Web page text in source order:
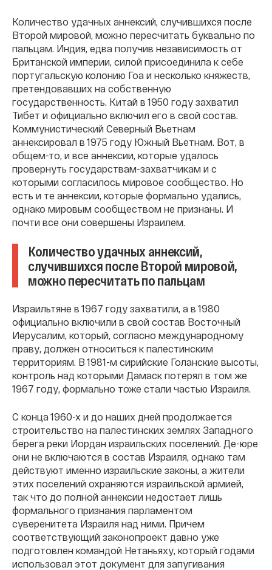
Количество удачных аннексий, случившихся после
Второй мировой, можно пересчитать буквально по
пальцам. Индия, едва получив независимость от
Британской империи, силой присоединила к себе
португальскую колонию Гоа и несколько княжеств,
претендовавших на собственную
государственность. Китай в 1950 году захватил
Тибет и официально включил его в свой состав.
Коммунистический Северный Вьетнам
аннексировал в 1975 году Южный Вьетнам. Вот, в
общем-то, и все аннексии, которые удалось
провернуть государствам-захватчикам и с
которыми согласилось мировое сообщество. Но
есть и те аннексии, которые формально удались,
однако мировым сообществом не признаны. И
почти все они совершены Израилем.
Количество удачных аннексий,
случившихся после Второй мировой,
можно пересчитать по пальцам
Израильтяне в 1967 году захватили, а в 1980
официально включили в свой состав Восточный
Иерусалим, который, согласно международному
праву, должен относиться к палестинским
территориям. В 1981-м сирийские Голанские высоты,
контроль над которыми Дамаск потерял в том же
1967 году, формально тоже стали частью Израиля.
С конца 1960-х и до наших дней продолжается
строительство на палестинских землях Западного
берега реки Иордан израильских поселений. Де-юре
они не включаются в состав Израиля, однако там
действуют именно израильские законы, а жители
этих поселений охраняются израильской армией,
так что до полной аннексии недостает лишь
формального признания парламентом
суверенитета Израиля над ними. Причем
соответствующий законопроект давно уже
подготовлен командой Нетаньяху, который годами
использовал этот документ для запугивания